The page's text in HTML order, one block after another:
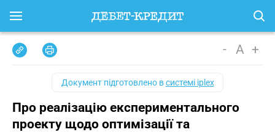
- A +
Документ підготовлено всистемі iplex
Про реалізацію експериментального
проекту щодо оптимізації та